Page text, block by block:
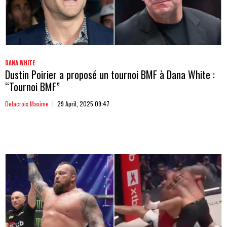
DANA WHITE
Dustin Poirier a proposé un tournoi BMF à Dana White :
“Tournoi BMF”
Delacroix Maxime 29 April, 2025 09:47